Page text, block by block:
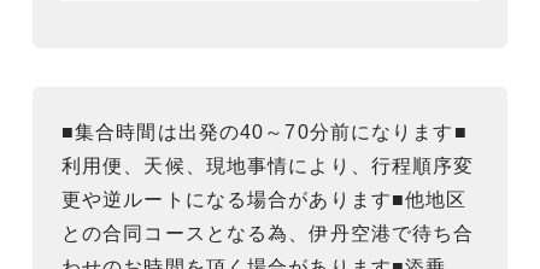
■集合時間は出発の40～70分前になります■
利用便、天候、現地事情により、行程順序変
更や逆ルートになる場合があります■他地区
との合同コースとなる為、伊丹空港で待ち合